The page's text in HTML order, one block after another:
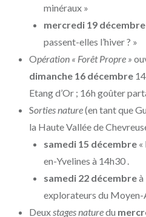
minéraux »
mercredi 19 décembre
passent-elles l’hiver ? »
Opération « Forêt Propre »
dimanche 16 décembre
Etang d’Or ; 16h goûter
Sorties nature(en tant que
la Haute Vallée de
samedi 15 décembre
en-Yvelines à 14h30 .
samedi 22 décembreà
explorateurs du Moyen-
Deuxstages naturedu